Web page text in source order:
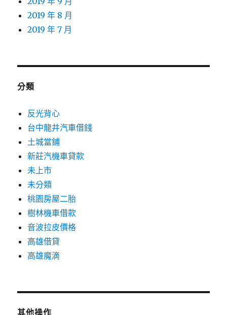
2019 年 8 月
2019 年 7 月
分類
反光背心
台中龍井汽車借錢
土城當鋪
新莊汽機車貸款
未上市
未分類
桃園房屋二胎
樹林機車借款
音波拉皮價格
高雄借貸
高雄魔滴
其他操作